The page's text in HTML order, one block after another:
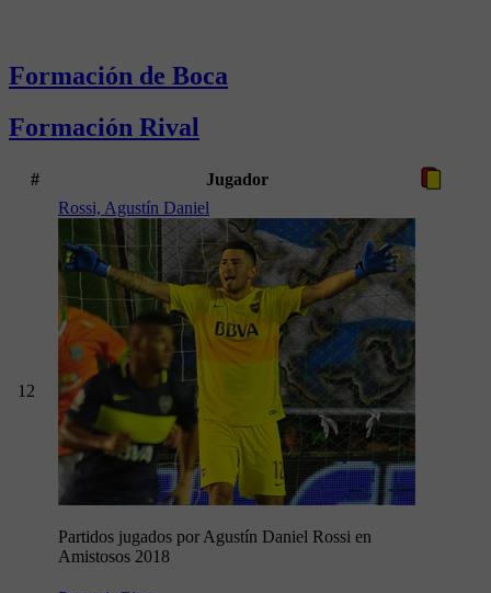
Formación de Boca
Formación Rival
# Jugador
12
Rossi, Agustín Daniel
Partidos jugados por Agustín Daniel Rossi en
Amistosos 2018